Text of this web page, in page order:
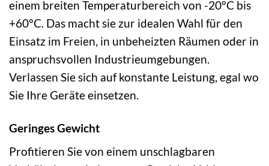
einem breiten Temperaturbereich von -20°C bis
+60°C. Das macht sie zur idealen Wahl für den
Einsatz im Freien, in unbeheizten Räumen oder in
anspruchsvollen Industrieumgebungen.
Verlassen Sie sich auf konstante Leistung, egal wo
Sie Ihre Geräte einsetzen.
Geringes Gewicht
Profitieren Sie von einem unschlagbaren